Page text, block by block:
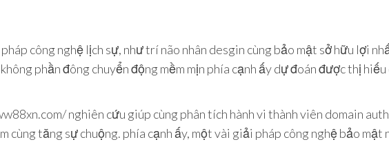
công nghệ lịch sự, như trí não nhân desgin cùng bảo mật sở hữu lợi
phần đông chuyển động mềm mịn phía cạnh ấy dự đoán được thị
nghiên cứu giúp cùng phân tích hành vi thành viên domain
tăng sự chuộng. phía cạnh ấy, một vài giải pháp công nghệ bảo mật